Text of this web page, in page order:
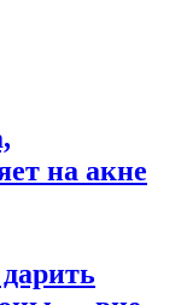
на акне